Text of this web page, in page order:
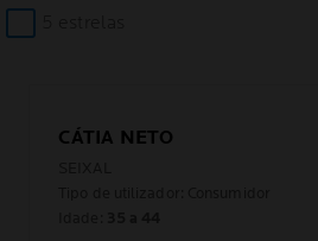
CÁTIA NETO